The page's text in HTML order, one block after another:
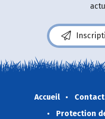
Accueil Contact
Protection